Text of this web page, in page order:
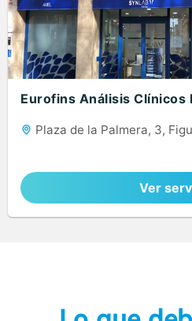
Eurofins Análisis Clínicos
Plaza de la Palmera, 3,
Ver